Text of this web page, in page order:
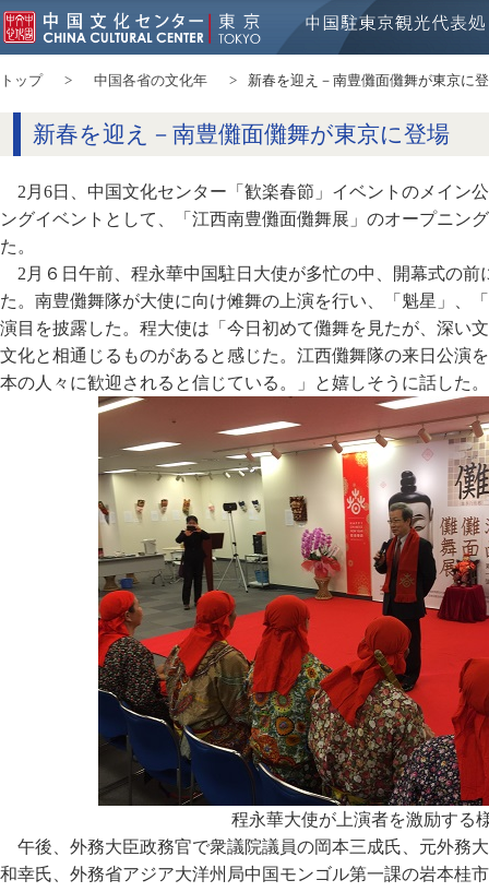
トップ 中国各省の文化年 新春を迎え－南豊儺面儺舞が東京に
新春を迎え－南豊儺面儺舞が東京に登場
2月6日、中国文化センター「歓楽春節」イベントのメイン
ングイベントとして、「江西南豊儺面儺舞展」のオープニン
た。
2月６日午前、程永華中国駐日大使が多忙の中、開幕式の
た。南豊儺舞隊が大使に向け傩舞の上演を行い、「魁星」、
演目を披露した。程大使は「今日初めて儺舞を見たが、深い
文化と相通じるものがあると感じた。江西儺舞隊の来日公演
本の人々に歓迎されると信じている。」と嬉しそうに話した。
程永華大使が上演者を激励する
午後、外務大臣政務官で衆議院議員の岡本三成氏、元外務
和幸氏、外務省アジア大洋州局中国モンゴル第一課の岩本桂